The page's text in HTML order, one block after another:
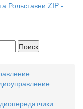
Рольставни ZIP -